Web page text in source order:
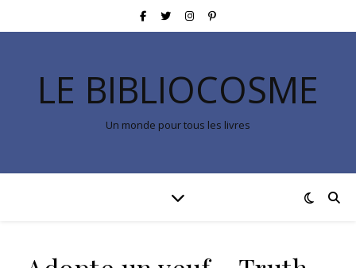
LE BIBLIOCOSME
Un monde pour tous les livres